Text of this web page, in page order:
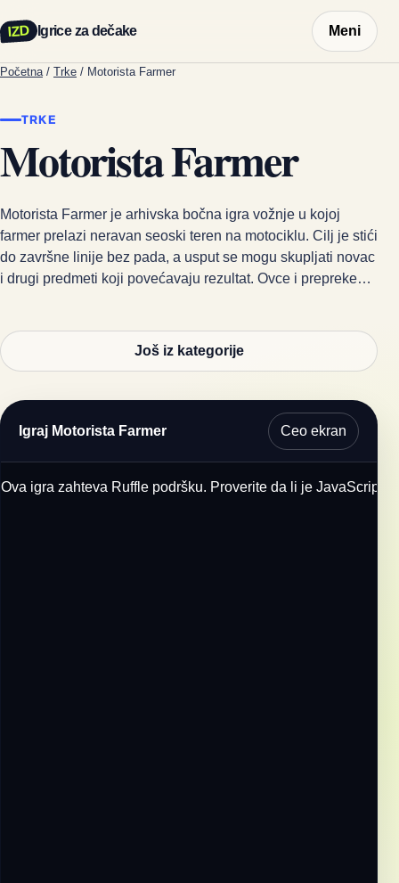
IZD Igrice za dečake Meni
Početna / Trke / Motorista Farmer
TRKE
Motorista Farmer
Motorista Farmer je arhivska bočna igra vožnje u kojoj
farmer prelazi neravan seoski teren na motociklu. Cilj je stići
do završne linije bez pada, a usput se mogu skupljati novac
i drugi predmeti koji povećavaju rezultat. Ovce i prepreke…
Još iz kategorije
Igraj Motorista Farmer Ceo ekran
Ova igra zahteva Ruffle podršku. Proverite da li je JavaScript